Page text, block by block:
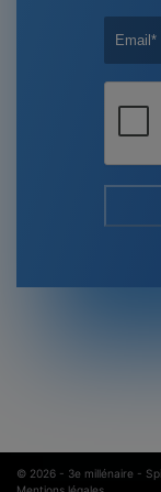
© 2026 - 3e millénaire -